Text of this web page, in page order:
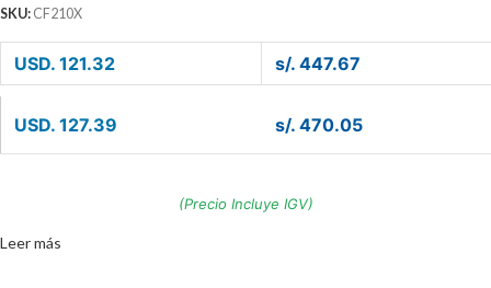
SKU: CF210X
USD. 121.32 s/. 447.67
USD. 127.39 s/. 470.05
(Precio Incluye IGV)
Leer más